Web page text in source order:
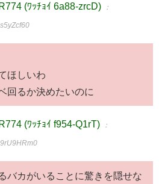
(ﾜｯﾁｮｲ 6a88-zrcD) ：
ほしいわ
回るか決めたいのに
(ﾜｯﾁｮｲ f954-Q1rT) ：
バカがいることに驚きを隠せな